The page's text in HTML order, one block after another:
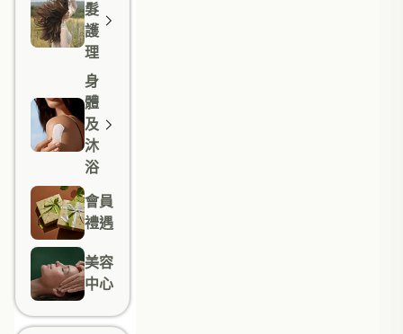
髮
護
理
身
體
及
沐
浴
會員
禮遇
美容
中心